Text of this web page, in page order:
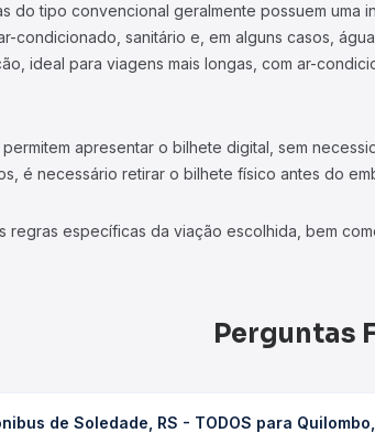
do tipo convencional geralmente possuem uma
condicionado, sanitário e, em alguns casos, água
ideal para viagens mais longas, com ar-
apresentar o bilhete digital, sem
é necessário retirar o bilhete físico antes do
regras específicas da viação escolhida, bem
Perguntas
de Soledade, RS - TODOS para